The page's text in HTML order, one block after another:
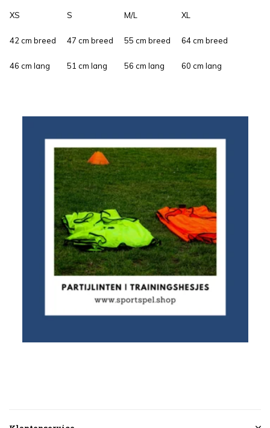
XS S M/L XL
42 cm breed 47 cm breed 55 cm breed 64 cm breed
46 cm lang 51 cm lang 56 cm lang 60 cm lang